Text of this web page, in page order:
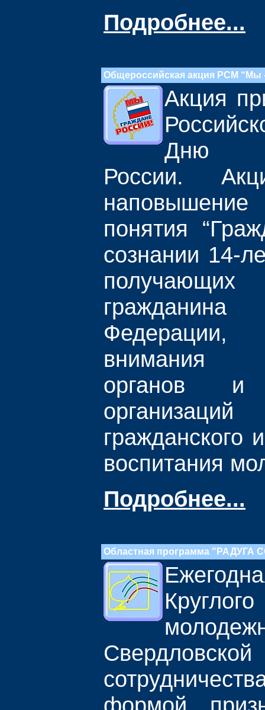
Подробнее...
Общероссийская акция РСМ “Мы
Акция
Дню
России.
понятия
сознании 14-
внимания
органов и
гражданского
воспитания
Подробнее...
Областная программа "РАДУГА